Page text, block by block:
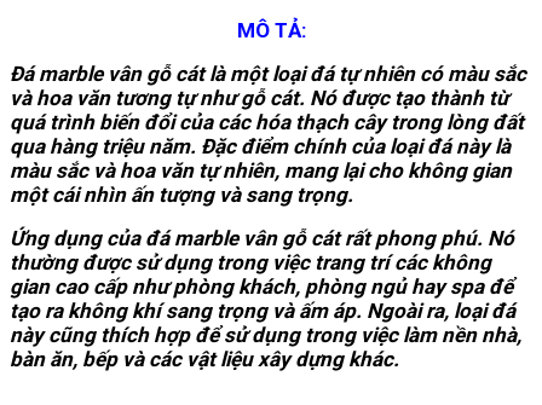
MÔ TẢ:
Đá marble vân gỗ cát là một loại đá tự nhiên có màu sắc
và hoa văn tương tự như gỗ cát. Nó được tạo thành từ
quá trình biến đổi của các hóa thạch cây trong lòng đất
qua hàng triệu năm. Đặc điểm chính của loại đá này là
màu sắc và hoa văn tự nhiên, mang lại cho không gian
một cái nhìn ấn tượng và sang trọng.
Ứng dụng của đá marble vân gỗ cát rất phong phú. Nó
thường được sử dụng trong việc trang trí các không
gian cao cấp như phòng khách, phòng ngủ hay spa để
tạo ra không khí sang trọng và ấm áp. Ngoài ra, loại đá
này cũng thích hợp để sử dụng trong việc làm nền nhà,
bàn ăn, bếp và các vật liệu xây dựng khác.